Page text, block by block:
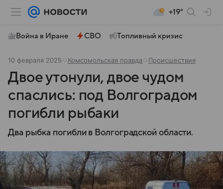
+19°
Война в Иране СВО Топливный кризис
10 февраля 2025 Комсомольская правда Происшествия
Двое утонули, двое чудом
спаслись: под Волгоградом
погибли рыбаки
Два рыбка погибли в Волгоградской области.